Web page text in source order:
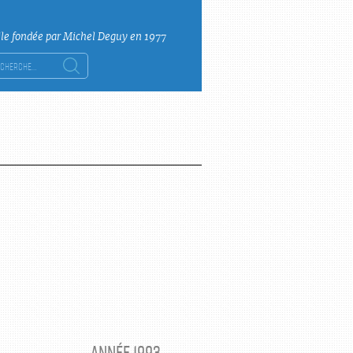
fondée par Michel Deguy en 1977
: